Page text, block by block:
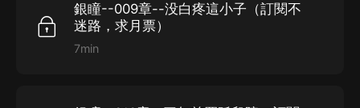
銀瞳--009章--没白疼這小子（訂閱不
迷路，求月票）
7min